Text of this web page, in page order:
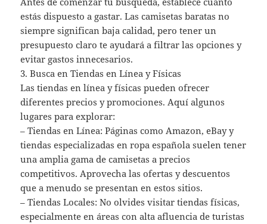
estás dispuesto a gastar. Las camisetas baratas no
siempre significan baja calidad, pero tener un
presupuesto claro te ayudará a filtrar las opciones y
evitar gastos innecesarios.
3. Busca en Tiendas en Línea y Físicas
Las tiendas en línea y físicas pueden ofrecer
diferentes precios y promociones. Aquí algunos
lugares para explorar:
– Tiendas en Línea: Páginas como Amazon, eBay y
tiendas especializadas en ropa española suelen tener
una amplia gama de camisetas a precios
competitivos. Aprovecha las ofertas y descuentos
que a menudo se presentan en estos sitios.
– Tiendas Locales: No olvides visitar tiendas físicas,
especialmente en áreas con alta afluencia de turistas